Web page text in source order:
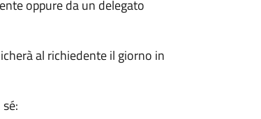
oppure da un delegato
al richiedente il giorno in